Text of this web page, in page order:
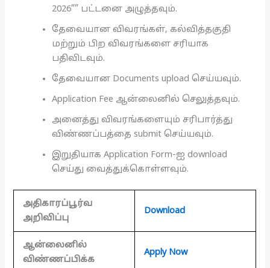
2026”” பட்டனை அழுத்தவும்.
தேவையான விவரங்கள், கல்வித்தகுதி
மற்றும் பிற விவரங்களை சரியாக
பதிவிடவும்.
தேவையான Documents upload செய்யவும்.
Application Fee ஆன்லைனில் செலுத்தவும்.
அனைத்து விவரங்களையும் சரிபார்த்து
விண்ணப்பத்தை submit செய்யவும்.
இறுதியாக Application Form-ஐ download
செய்து வைத்துக்கொள்ளவும்.
அதிகாரப்பூர்வ
அறிவிப்பு
Download
ஆன்லைனில்
விண்ணப்பிக்க
Apply Now